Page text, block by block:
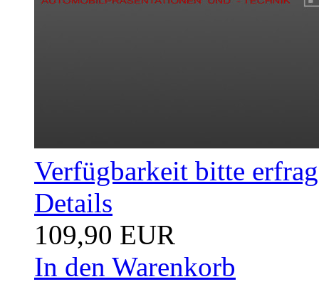
Verfügbarkeit bitte
Details
109,90 EUR
In den Warenkorb